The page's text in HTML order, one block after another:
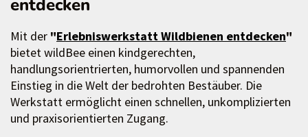
entdecken
Mit der "Erlebniswerkstatt Wildbienen entdecken"
bietet wildBee einen kindgerechten,
handlungsorientrierten, humorvollen und spannenden
Einstieg in die Welt der bedrohten Bestäuber. Die
Werkstatt ermöglicht einen schnellen, unkomplizierten
und praxisorientierten Zugang.